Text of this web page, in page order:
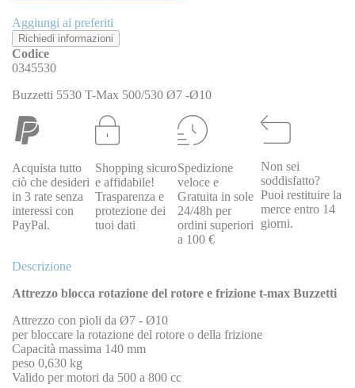
Aggiungi ai preferiti
Richiedi informazioni
Codice
0345530
Buzzetti 5530 T-Max 500/530 Ø7 -Ø10
Acquista tutto
ciò che desideri
in 3 rate senza
interessi con
PayPal.
Shopping sicuro
e affidabile!
Trasparenza e
protezione dei
tuoi dati
Spedizione
veloce e
Gratuita in sole
24/48h per
ordini superiori
a 100 €
Non sei
soddisfatto?
Puoi restituire la
merce entro 14
giorni.
Descrizione
Attrezzo blocca rotazione del rotore e frizione t-max Buzzetti
Attrezzo con pioli da Ø7 - Ø10
per bloccare la rotazione del rotore o della frizione
Capacità massima 140 mm
peso 0,630 kg
Valido per motori da 500 a 800 cc